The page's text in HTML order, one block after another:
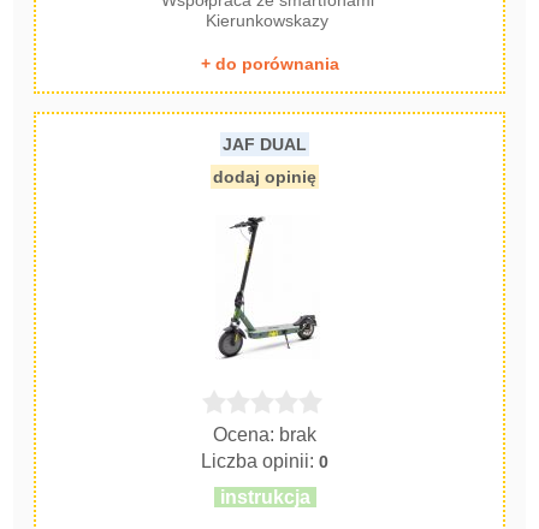
Kierunkowskazy
+ do porównania
JAF DUAL
dodaj opinię
Ocena: brak
Liczba opinii:0
instrukcja